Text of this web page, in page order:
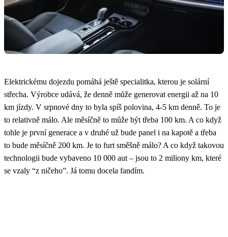
Elektrickému dojezdu pomáhá ještě specialitka, kterou je solární
střecha. Výrobce udává, že denně může generovat energii až na 10
km jízdy. V srpnové dny to byla spíš polovina, 4-5 km denně. To je
to relativně málo. Ale měsíčně to může být třeba 100 km. A co když
tohle je první generace a v druhé už bude panel i na kapotě a třeba
to bude měsíčně 200 km. Je to furt směšně málo? A co když takovou
technologii bude vybaveno 10 000 aut – jsou to 2 miliony km, které
se vzaly “z ničeho”. Já tomu docela fandím.